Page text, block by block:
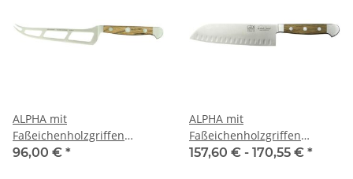
ALPHA mit
Faßeichenholzgriffen
Käsemesser
96,00 € *
ALPHA mit
Faßeichenholzgriffen
Santoku Kulle
157,60 € - 170,55 € *